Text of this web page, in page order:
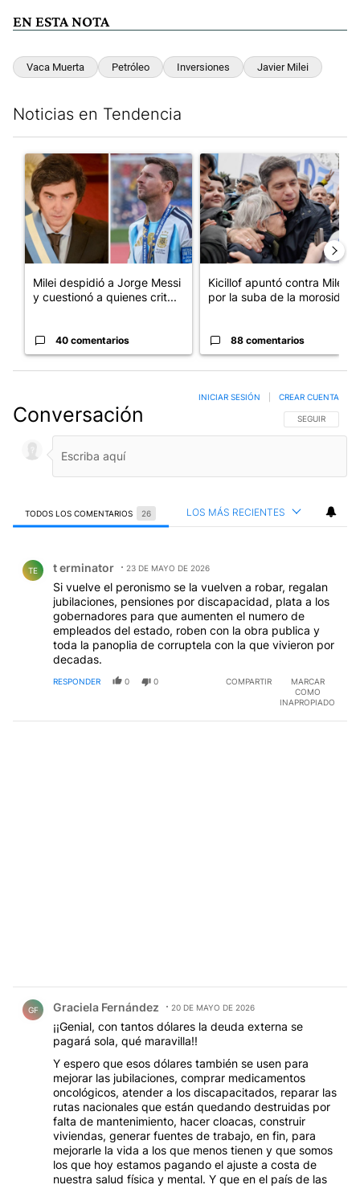
EN ESTA NOTA
Vaca Muerta Petróleo Inversiones Javier Milei
Noticias en Tendencia
Un artículo de tendencia con el título "Milei despidió a Jorge
Milei despidió a Jorge Messi
y cuestionó a quienes crit...
40 comentarios
Un artículo de tendencia con
Kicillof apuntó contra Milei
por la suba de la morosida...
88 comentarios
Conversación SIGA ESTA
SEGUIR
INICIAR SESIÓN CREAR CUENTA
TODOS LOS COMENTARIOS 26 LOS MÁS RECIENTES
TE t erminator 23 DE MAYO DE 2026
Si vuelve el peronismo se la vuelven a robar, regalan
jubilaciones, pensiones por discapacidad, plata a los
gobernadores para que aumenten el numero de
empleados del estado, roben con la obra publica y
toda la panoplia de corruptela con la que vivieron por
decadas.
RESPONDER 0 0 COMPARTIR
MARCAR
COMO
INAPROPIADO
GF Graciela Fernández 20 DE MAYO DE 2026
¡¡Genial, con tantos dólares la deuda externa se
pagará sola, qué maravilla!!
Y espero que esos dólares también se usen para
mejorar las jubilaciones, comprar medicamentos
oncológicos, atender a los discapacitados, reparar las
rutas nacionales que están quedando destruidas por
falta de mantenimiento, hacer cloacas, construir
viviendas, generar fuentes de trabajo, en fin, para
mejorarle la vida a los que menos tienen y que somos
los que hoy estamos pagando el ajuste a costa de
nuestra salud física y mental. Y que en el país de las